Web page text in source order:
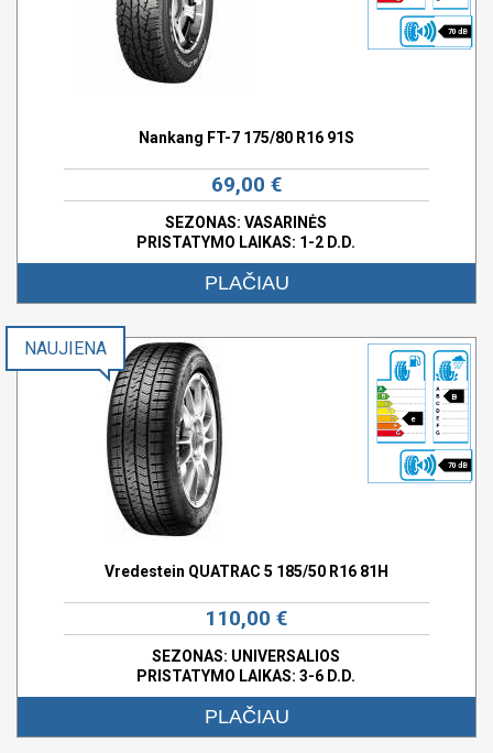
70 dB
Nankang FT-7 175/80 R16 91S
69,00 €
SEZONAS: VASARINĖS
PRISTATYMO LAIKAS: 1-2 D.D.
PLAČIAU
e
B
70 dB
NAUJIENA
Vredestein QUATRAC 5 185/50 R16 81H
110,00 €
SEZONAS: UNIVERSALIOS
PRISTATYMO LAIKAS: 3-6 D.D.
PLAČIAU